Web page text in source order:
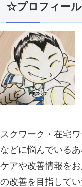
☆プロフィー
スクワーク・在宅
などに悩んでいる
ケアや改善情報を
の改善を目指してい